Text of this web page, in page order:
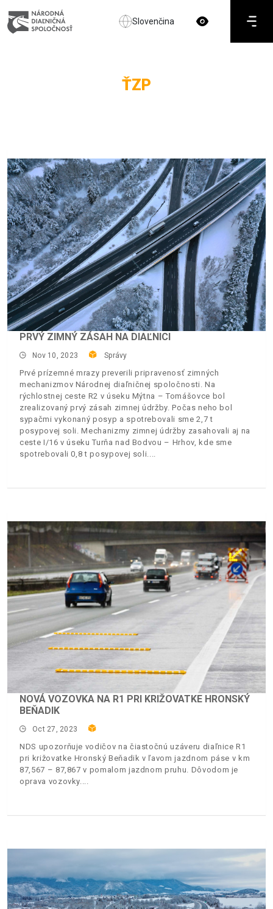
Slovenčina
ŤZP
PRVÝ ZIMNÝ ZÁSAH NA DIAĽNICI
Nov 10, 2023 Správy
Prvé prízemné mrazy preverili pripravenosť zimných
mechanizmov Národnej diaľničnej spoločnosti. Na
rýchlostnej ceste R2 v úseku Mýtna – Tomášovce bol
zrealizovaný prvý zásah zimnej údržby. Počas neho bol
sypačmi vykonaný posyp a spotrebovali sme 2,7 t
posypovej soli. Mechanizmy zimnej údržby zasahovali aj na
ceste I/16 v úseku Turňa nad Bodvou – Hrhov, kde sme
spotrebovali 0,8 t posypovej soli.
NOVÁ VOZOVKA NA R1 PRI KRIŽOVATKE HRONSKÝ
BEŇADIK
Oct 27, 2023
NDS upozorňuje vodičov na čiastočnú uzáveru diaľnice R1
pri križovatke Hronský Beňadik v ľavom jazdnom páse v km
87,567 – 87,867 v pomalom jazdnom pruhu. Dôvodom je
oprava vozovky.